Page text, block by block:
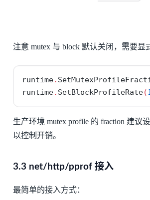
注意 mutex 与 block 默认关闭，需要显
runtime.
runtime. SetBlockProfileRate(
生产环境 mutex profile 的 fraction 建议设
以控制开销。
3.3 net/http/pprof 接入
最简单的接入方式：